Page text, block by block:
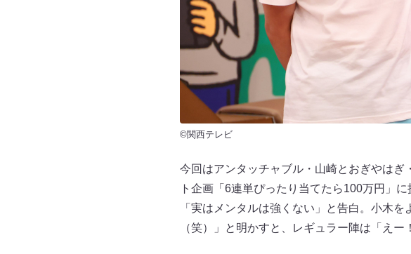
©関西テレビ
今回はアンタッチャブル・山崎とおぎやは
ト企画「6連単ぴったり当てたら100万円」
「実はメンタルは強くない」と告白。小木
（笑）」と明かすと、レギュラー陣は「えー